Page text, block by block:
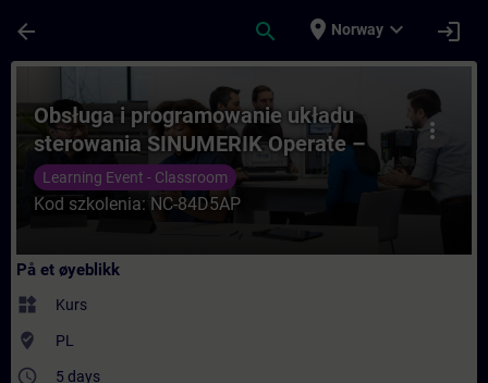
arrow_back search place Norway expand_more login
Kurs - Obsługa i programowanie
more_vert
Obsługa i programowanie układu
sterowania SINUMERIK Operate –
obróbka 5-osiowa
Learning Event - Classroom
Kod szkolenia: NC-84D5AP
På et øyeblikk
widgets Kurs
where_to_vote PL
access_time 5 days